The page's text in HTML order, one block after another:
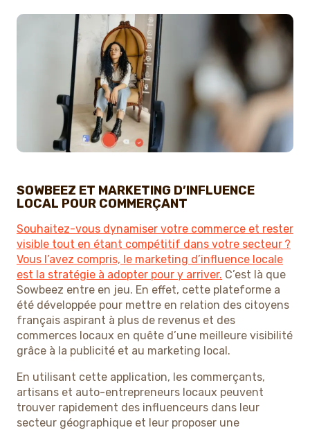
SOWBEEZ ET MARKETING D’INFLUENCE
LOCAL POUR COMMERÇANT
Souhaitez-vous dynamiser votre commerce et rester
visible tout en étant compétitif dans votre secteur ?
Vous l’avez compris, le marketing d’influence locale
est la stratégie à adopter pour y arriver. C’est là que
Sowbeez entre en jeu. En effet, cette plateforme a
été développée pour mettre en relation des citoyens
français aspirant à plus de revenus et des
commerces locaux en quête d’une meilleure visibilité
grâce à la publicité et au marketing local.
En utilisant cette application, les commerçants,
artisans et auto-entrepreneurs locaux peuvent
trouver rapidement des influenceurs dans leur
secteur géographique et leur proposer une